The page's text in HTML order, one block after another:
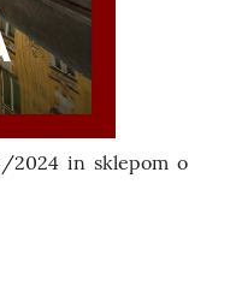
2024 in sklepom o